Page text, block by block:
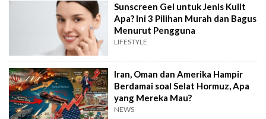
Sunscreen Gel untuk Jenis Kulit
Apa? Ini 3 Pilihan Murah dan Bagus
Menurut Pengguna
LIFESTYLE
Iran, Oman dan Amerika Hampir
Berdamai soal Selat Hormuz, Apa
yang Mereka Mau?
NEWS